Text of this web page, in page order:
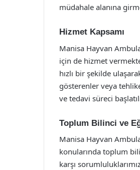
müdahale alanına
Hizmet Kapsamı
Manisa Hayvan
için de hizmet
hızlı bir şekilde
gösterenler veya
ve tedavi süreci
Toplum Bilinci ve
Manisa Hayvan
konularında toplum
karşı